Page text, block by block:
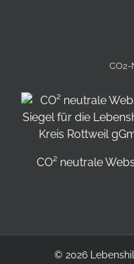
CO² neutrale
© 2026